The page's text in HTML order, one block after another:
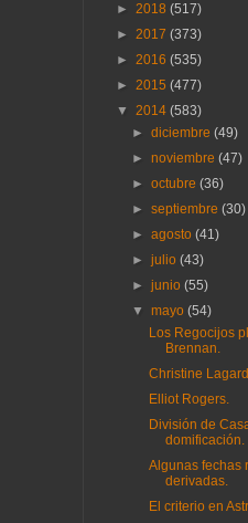
► 2018 (517)
► 2017 (373)
► 2016 (535)
► 2015 (477)
▼ 2014 (583)
►diciembre(49)
►noviembre(47)
►octubre(36)
►septiembre(30)
►agosto(41)
►julio(43)
►junio(55)
▼mayo(54)
Los Regocijos
Brennan.
Christine
Elliot Rogers.
División de
domificación.
Algunas fechas
derivadas.
El criterio en